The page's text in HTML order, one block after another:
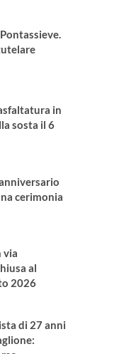
in
sosta il 6
cerimonia
via
al
2026
di 27 anni